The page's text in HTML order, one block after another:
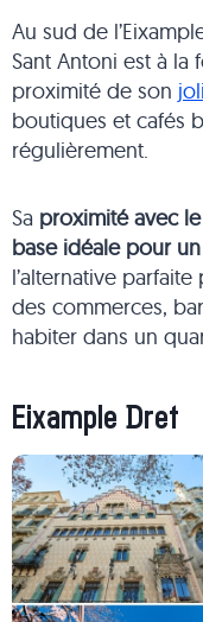
Au sud de
Sant Antoni est à la
proximité de son
boutiques et cafés
régulièrement.
Sa proximité avec
base idéale pour
l’alternative
des commerces,
habiter dans un
Eixample Dret